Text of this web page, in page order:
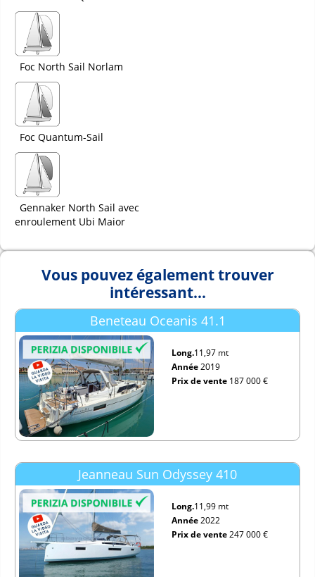
Foc North Sail Norlam
Foc Quantum-Sail
Gennaker North Sail avec
enroulement Ubi Maior
Vous pouvez également trouver
intéressant...
Beneteau Oceanis 41.1
Long.11,97 mt
Année2019
Prix de vente 187 000 €
Jeanneau Sun Odyssey 410
Long.11,99 mt
Année2022
Prix de vente247 000 €